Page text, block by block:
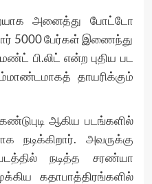
அனைத்து போட்டோ
5000 பேர்கள் இணைந்து
பி.லிட் என்ற புதிய பட
தாயரிக்கும்
ஆகிய படங்களில்
நடிக்கிறார். அவருக்கு
நடித்த சரண்யா
கதாபாத்திரங்களில்